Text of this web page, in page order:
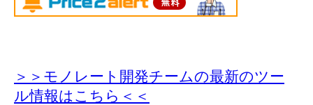
＞＞モノレート開発チームの最新のツー
ル情報はこちら＜＜